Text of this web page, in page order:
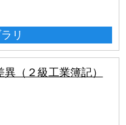
リ
異（２級工業簿記）